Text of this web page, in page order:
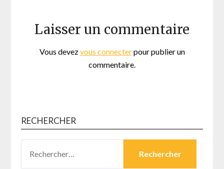
Laisser un commentaire
Vous devezvous connecterpour publier un
commentaire.
RECHERCHER